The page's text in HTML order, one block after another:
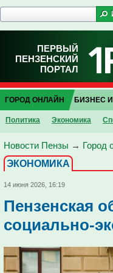
ПЕРВЫЙ
ПЕНЗЕНСКИЙ
ПОРТАЛ
ГОРОД ОНЛАЙН
Политика Экономика
БИЗНЕС
Новости Пензы → Город
ЭКОНОМИКА
14 июня 2026, 16:19
Пензенская
социально-